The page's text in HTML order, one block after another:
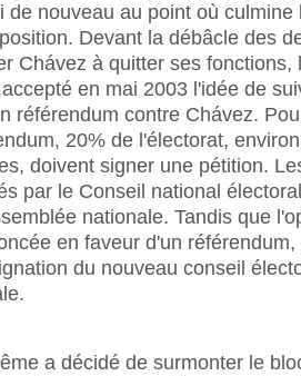
de nouveau au point où culmine
Devant la débâcle des
Chávez à quitter ses fonctions,
en mai 2003 l'idée de
référendum contre Chávez.
20% de l'électorat,
doivent signer une pétition.
par le Conseil national
nationale. Tandis que
en faveur d'un référendum,
du nouveau conseil
a décidé de surmonter le